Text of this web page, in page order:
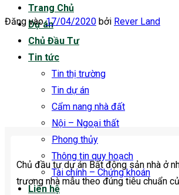
Trang Chủ
Dự án
Chủ Đầu Tư
Tin tức
Tin thị trường
Tin dự án
Cẩm nang nhà đất
Nội – Ngoại thất
Phong thủy
Thông tin quy hoạch
Tài chính – Chứng khoán
Liên hệ
Đăng vào17/04/2020 bởi Rever Land
Chủ đầu tư dự án Bất động sản nhà ở
trương nhà mẫu theo đúng tiêu chuẩn